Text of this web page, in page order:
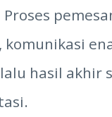
komunikasi
hasil akhir